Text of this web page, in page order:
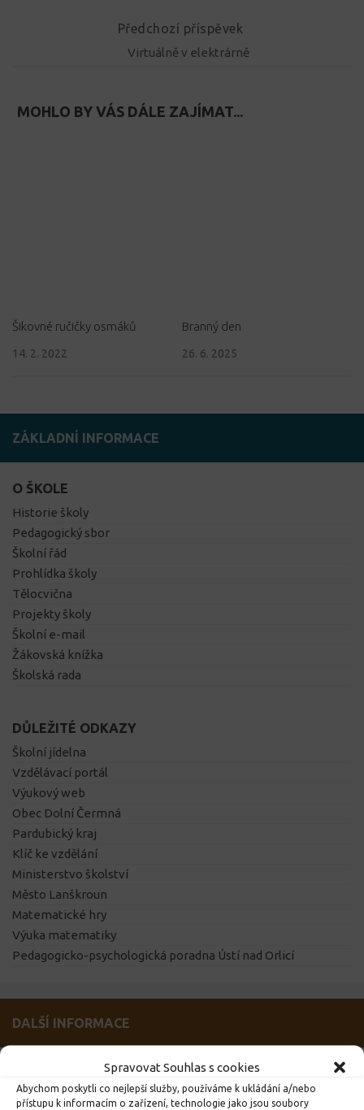
Spravovat Souhlas s cookies
Abychom poskytli co nejlepší služby, používáme k ukládání a/nebo
přístupu k informacím o zařízení, technologie jako jsou soubory
Předchozí příspěvek
Virtuálně v elektrárně
MOHLO BY VÁS DÁLE ZAJÍMAT...
Šikovné ručičky osmáků
14. 2. 2022
Branný den
26. 6. 2025
ZÁKLADNÍ INFORMACE
O ŠKOLE
Historie školy
Pedagogický sbor
Školní řád
Prohlídka školy
Tělocvična
Projekty školy
Školní e-mail
Žákovská knížka
Školská rada
DŮLEŽITÉ ODKAZY
Školní jídelna
Vzdělávací portál
Výukový web
Obec Dolní Čermná
Pardubický kraj
Klíč ke vzdělání
Ministerstvo školství
Město Lanškroun
Matematické hry
Výuka matematiky
Pedagogicko-psychologická poradna Ústí nad Orlicí
DALŠÍ INFORMACE